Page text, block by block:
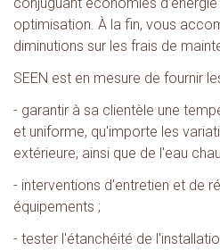
optimisation. À la fin, vous
diminutions sur les frais de
SEEN est en mesure de fournir
- garantir à sa clientèle une
et uniforme, qu'importe les
extérieure, ainsi que de l'eau
- interventions d'entretien et de
équipements ;
- tester l'étanchéité de